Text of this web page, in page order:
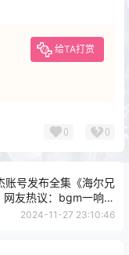
给TA打赏
0 0
账号发布全集《海尔兄
网友热议：bgm一响是
谁的童年回来了。
2024-11-27 23:10:46